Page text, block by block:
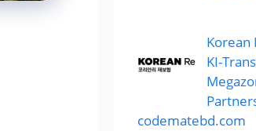
Korean
KI-
codematebd.com